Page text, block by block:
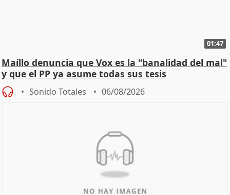
01:47
Maíllo denuncia que Vox es la "banalidad del mal"
y que el PP ya asume todas sus tesis
Sonido Totales 06/08/2026